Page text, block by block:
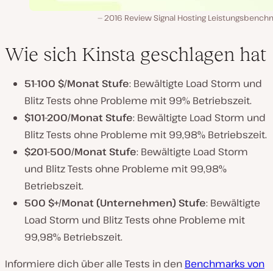
2016 Review Signal Hosting
Wie sich Kinsta geschlagen hat
51-100 $/Monat Stufe: Bewältigte Load Storm und
Blitz Tests ohne Probleme mit 99% Betriebszeit.
$101-200/Monat Stufe: Bewältigte Load Storm und
Blitz Tests ohne Probleme mit 99,98% Betriebszeit.
$201-500/Monat Stufe: Bewältigte Load Storm
und Blitz Tests ohne Probleme mit 99,98%
Betriebszeit.
500 $+/Monat (Unternehmen) Stufe: Bewältigte
Load Storm und Blitz Tests ohne Probleme mit
99,98% Betriebszeit.
Informiere dich über alle Tests in den Benchmarks von